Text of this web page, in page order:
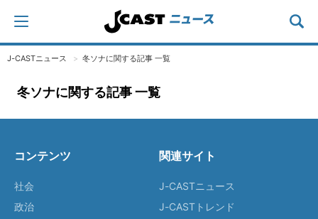
J-CASTニュース 冬ソナに関する記事 一覧
冬ソナに関する記事 一覧
コンテンツ
社会
政治
関連サイト
J-CASTニュース
J-CASTトレンド